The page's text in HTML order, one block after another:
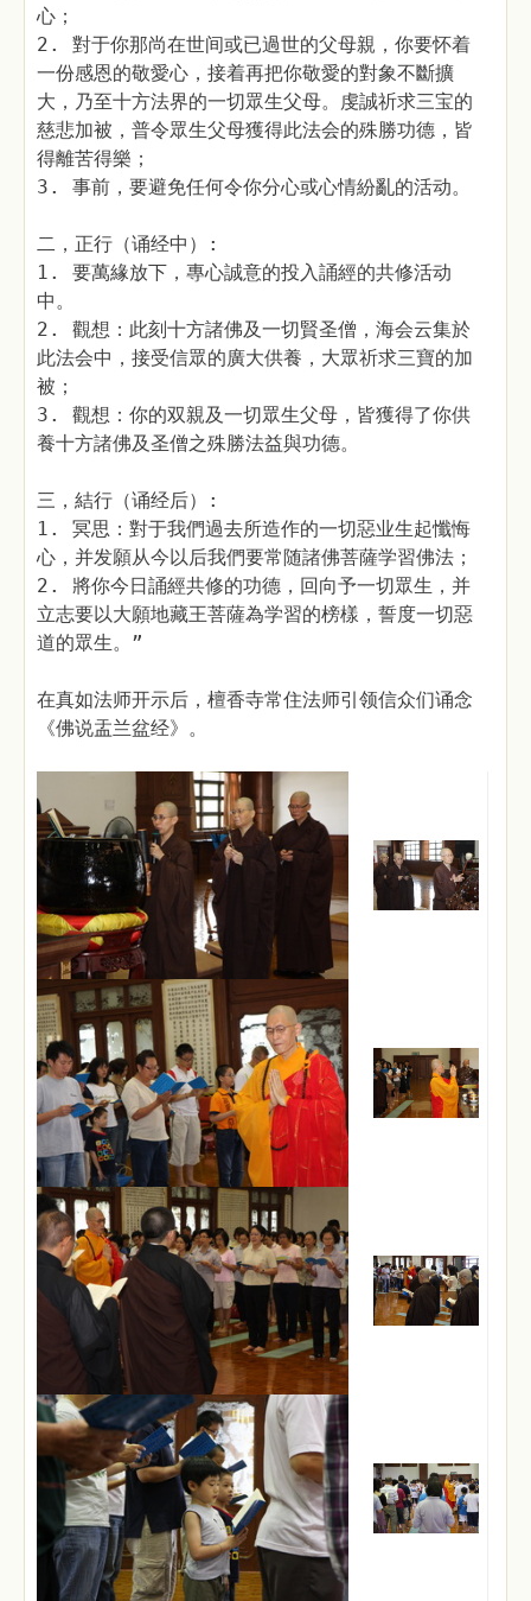
心；
2. 對于你那尚在世间或已過世的父母親，你要怀着
一份感恩的敬愛心，接着再把你敬愛的對象不斷擴
大，乃至十方法界的一切眾生父母。虔誠祈求三宝的
慈悲加被，普令眾生父母獲得此法会的殊勝功德，皆
得離苦得樂；
3. 事前，要避免任何令你分心或心情紛亂的活动。
二，正行（诵经中）:
1. 要萬緣放下，專心誠意的投入誦經的共修活动
中。
2. 觀想：此刻十方諸佛及一切賢圣僧，海会云集於
此法会中，接受信眾的廣大供養，大眾祈求三寶的加
被；
3. 觀想：你的双親及一切眾生父母，皆獲得了你供
養十方諸佛及圣僧之殊勝法益與功德。
三，結行（诵经后）:
1. 冥思：對于我們過去所造作的一切惡业生起懺悔
心，并发願从今以后我們要常随諸佛菩薩学習佛法；
2. 將你今日誦經共修的功德，回向予一切眾生，并
立志要以大願地藏王菩薩為学習的榜樣，誓度一切惡
道的眾生。”
在真如法师开示后，檀香寺常住法师引领信众们诵念
《佛说盂兰盆经》。